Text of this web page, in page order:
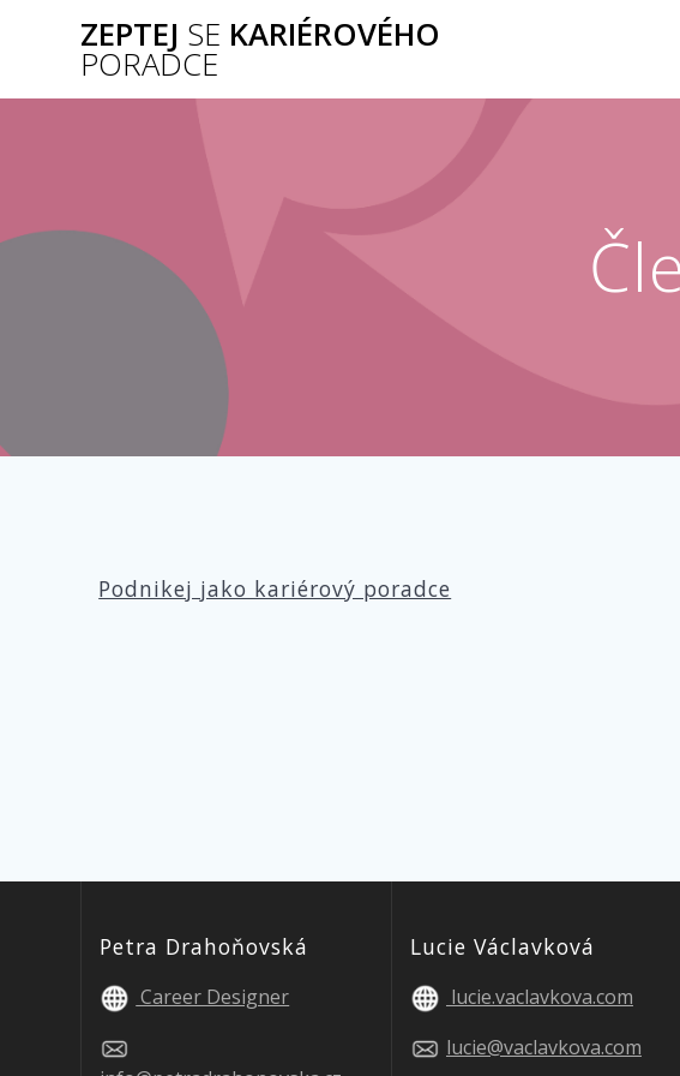
ZEPTEJ SE KARIÉROVÉHO
PORADCE
Podnikej jako kariérový poradce
Petra Drahoňovská
Career Designer
Lucie Václavková
lucie.vaclavkova.com
lucie@vaclavkova.com